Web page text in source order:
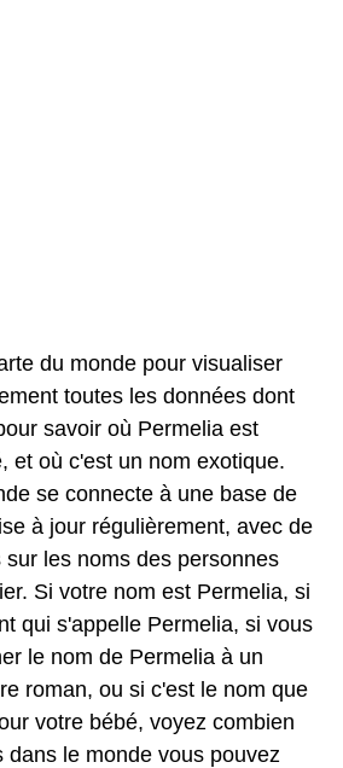
du monde pour visualiser
toutes les données dont
savoir où Permelia est
et où c'est un nom exotique.
se connecte à une base de
à jour régulièrement, avec de
les noms des personnes
Si votre nom est Permelia, si
qui s'appelle Permelia, si vous
le nom de Permelia à un
roman, ou si c'est le nom que
votre bébé, voyez combien
dans le monde vous pouvez